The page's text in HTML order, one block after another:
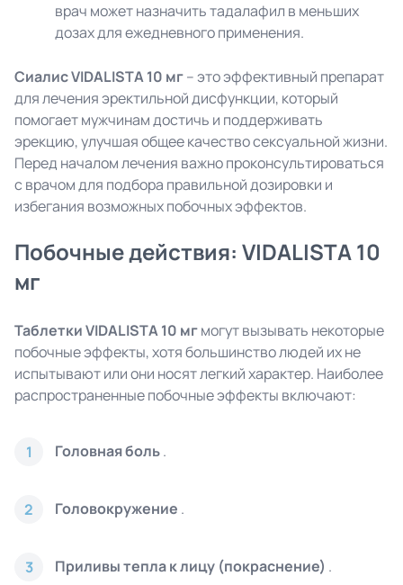
врач может назначить тадалафил в меньших
дозах для ежедневного применения.
Сиалис VIDALISTA 10 мг– это эффективный препарат
для лечения эректильной дисфункции, который
помогает мужчинам достичь и поддерживать
эрекцию, улучшая общее качество сексуальной жизни.
Перед началом лечения важно проконсультироваться
с врачом для подбора правильной дозировки и
избегания возможных побочных эффектов.
Побочные действия: VIDALISTA 10
мг
Таблетки VIDALISTA 10 мгмогут вызывать некоторые
побочные эффекты, хотя большинство людей их не
испытывают или они носят легкий характер. Наиболее
распространенные побочные эффекты включают:
1 Головная боль.
2 Головокружение .
3 Приливы тепла к лицу (покраснение) .